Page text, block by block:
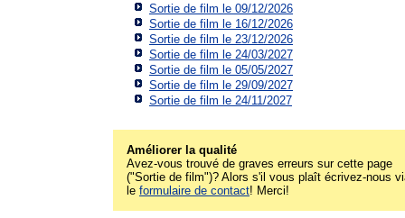
Sortie de film le 09/12/2026
Sortie de film le 16/12/2026
Sortie de film le 23/12/2026
Sortie de film le 24/03/2027
Sortie de film le 05/05/2027
Sortie de film le 29/09/2027
Sortie de film le 24/11/2027
Améliorer la qualité
Avez-vous trouvé de graves erreurs sur cette page
("Sortie de film")? Alors s'il vous plaît écrivez-nous
le formulaire de contact! Merci!